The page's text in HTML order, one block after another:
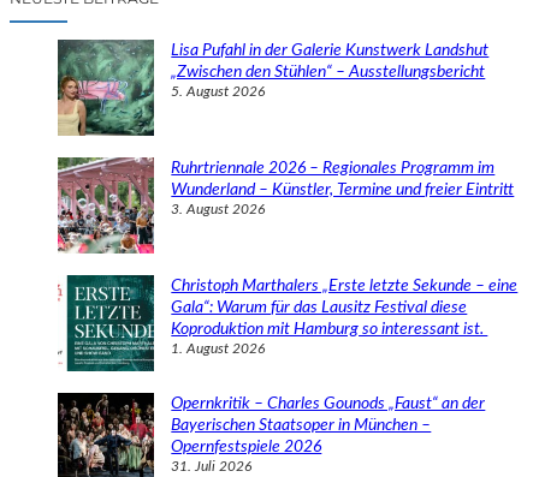
Lisa Pufahl in der Galerie Kunstwerk Landshut
„Zwischen den Stühlen“ – Ausstellungsbericht
5. August 2026
Ruhrtriennale 2026 – Regionales Programm im
Wunderland – Künstler, Termine und freier Eintritt
3. August 2026
Christoph Marthalers „Erste letzte Sekunde – eine
Gala“: Warum für das Lausitz Festival diese
Koproduktion mit Hamburg so interessant ist.
1. August 2026
Opernkritik – Charles Gounods „Faust“ an der
Bayerischen Staatsoper in München –
Opernfestspiele 2026
31. Juli 2026